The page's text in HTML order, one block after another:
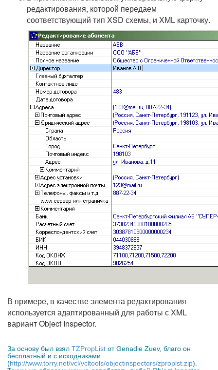
редактирования, которой передаем
соответствующий тип XSD схемы, и XML карточку.
В примере, в качестве элемента редактирования
используется адаптированный для работы с XML
вариант Object Inspector.
За основу был взял TZPropList от Genadie Zuev, благо он
бесплатный и с исходниками
(http://www.torry.net/vcl/vcltools/objectinspectors/zproplst.zip).